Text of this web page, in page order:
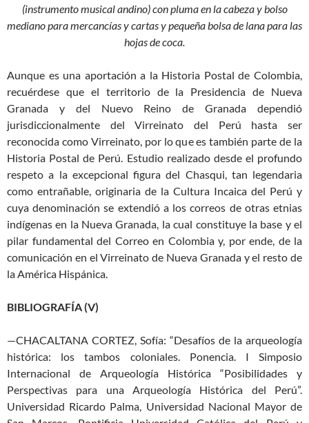
(instrumento musical andino) con pluma en la cabeza y bolso
mediano para mercancías y cartas y pequeña bolsa de lana para las
hojas de coca.
Aunque es una aportación a la Historia Postal de Colombia,
recuérdese que el territorio de la Presidencia de Nueva
Granada y del Nuevo Reino de Granada dependió
jurisdiccionalmente del Virreinato del Perú hasta ser
reconocida como Virreinato, por lo que es también parte de la
Historia Postal de Perú. Estudio realizado desde el profundo
respeto a la excepcional figura del Chasqui, tan legendaria
como entrañable, originaria de la Cultura Incaica del Perú y
cuya denominación se extendió a los correos de otras etnias
indígenas en la Nueva Granada, la cual constituye la base y el
pilar fundamental del Correo en Colombia y, por ende, de la
comunicación en el Virreinato de Nueva Granada y el resto de
la América Hispánica.
BIBLIOGRAFÍA (V)
—CHACALTANA CORTEZ, Sofía: “Desafíos de la arqueología
histórica: los tambos coloniales. Ponencia. I Simposio
Internacional de Arqueología Histórica “Posibilidades y
Perspectivas para una Arqueología Histórica del Perú”.
Universidad Ricardo Palma, Universidad Nacional Mayor de